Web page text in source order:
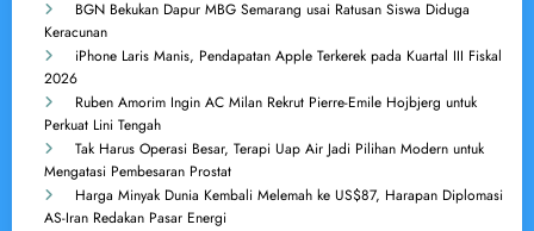
BGN Bekukan Dapur MBG Semarang usai Ratusan Siswa Diduga
Keracunan
iPhone Laris Manis, Pendapatan Apple Terkerek pada Kuartal III Fiskal
2026
Ruben Amorim Ingin AC Milan Rekrut Pierre-Emile Hojbjerg untuk
Perkuat Lini Tengah
Tak Harus Operasi Besar, Terapi Uap Air Jadi Pilihan Modern untuk
Mengatasi Pembesaran Prostat
Harga Minyak Dunia Kembali Melemah ke US$87, Harapan Diplomasi
AS-Iran Redakan Pasar Energi